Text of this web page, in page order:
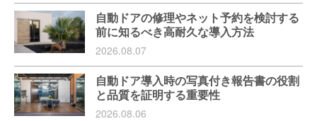
自動ドアの修理やネット予約を検討する
前に知るべき高耐久な導入方法
2026.08.07
自動ドア導入時の写真付き報告書の役割
と品質を証明する重要性
2026.08.06